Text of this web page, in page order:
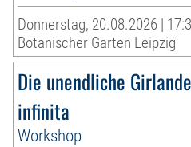
Donnerstag, 20.08.2026 |
Botanischer Garten Leipzig
Die unendliche
infinita
Workshop